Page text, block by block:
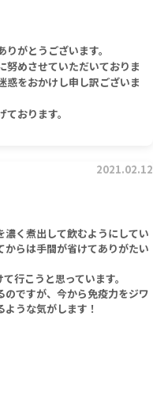
がとうございます。
努めさせていただいておりま
惑をおかけし申し訳ございま
おります。
2021.02.12
く煮出して飲むようにしてい
らは手間が省けてありがたい
行こうと思っています。
ですが、今から免疫力をジワ
うな気がします！